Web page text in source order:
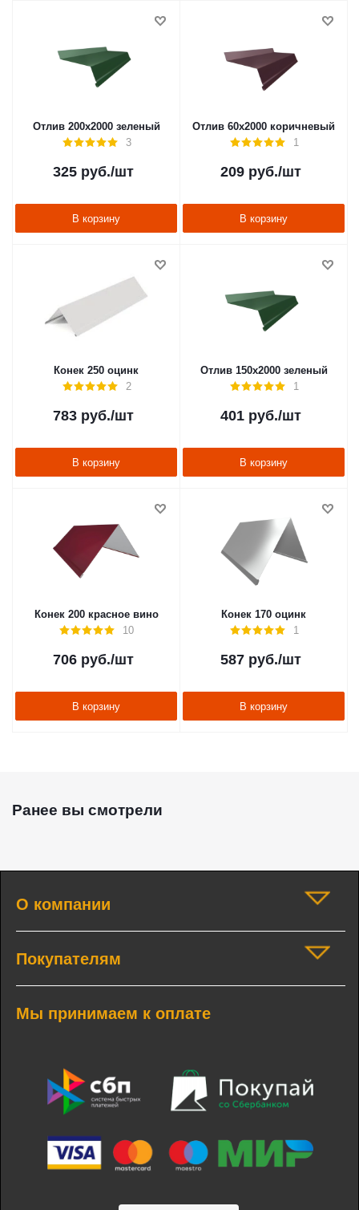
Отлив 200х2000 зеленый
3
325 руб./шт
В корзину
Отлив 60х2000 коричневый
1
209 руб./шт
В корзину
Конек 250 оцинк
2
783 руб./шт
В корзину
Отлив 150х2000 зеленый
1
401 руб./шт
В корзину
Конек 200 красное вино
10
706 руб./шт
В корзину
Конек 170 оцинк
1
587 руб./шт
В корзину
Ранее вы смотрели
О компании
Покупателям
Мы принимаем к оплате